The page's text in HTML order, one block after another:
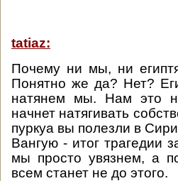
tatiaz:
Почему ни мы, ни
Понятно же да? Нет?
натянем мы. Нам это
начнет натягивать
пуркуа вы полезли в
Вангую - итог трагедии
мы просто увязнем, а
всем станет не до этого.